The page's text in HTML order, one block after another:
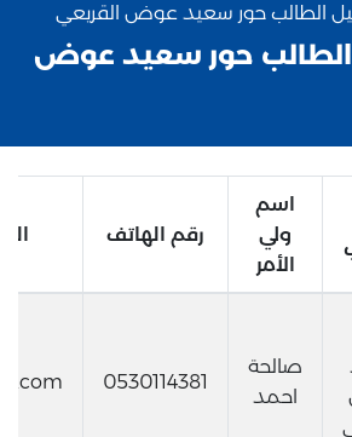
الطالب حور سعيد عوض القريعي
حور سعيد عوض
اسم
ولي
الأمر
رقم الهاتف
صالحة
احمد
0530114381